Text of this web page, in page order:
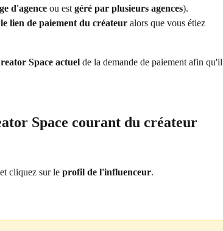
d'agence ou est géré par plusieurs agences).
lien de paiement du créateur alors que vous étiez
Space actuel de la demande de paiement afin qu'il
Space courant du créateur
et cliquez sur le profil de l'influenceur.